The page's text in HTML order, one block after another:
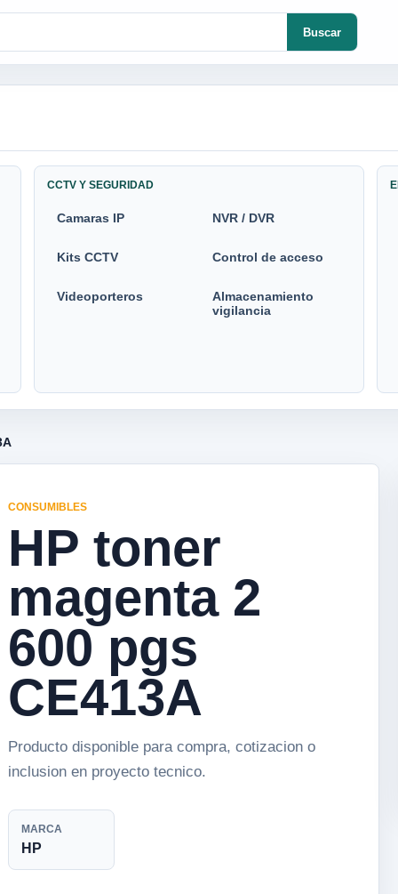
Buscar
CCTV Y SEGURIDAD
Camaras IP NVR / DVR
Kits CCTV Control de acceso
Videoporteros
Almacenamiento
vigilancia
CONSUMIBLES
HP toner
magenta 2
600 pgs
CE413A
Producto disponible para compra, cotizacion o
inclusion en proyecto tecnico.
MARCA
HP